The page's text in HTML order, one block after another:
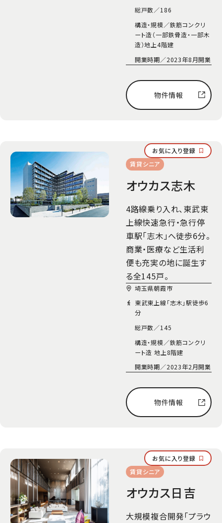
総戸数／186
構造・規模／鉄筋コンクリ
ート造（一部鉄骨造・一部木
造）地上4階建
開業時期／2023年8月開業
物件情報
賃貸シニア
お気に入り登録
オウカス志木
4路線乗り入れ、東武東
上線快速急行・急行停
車駅「志木」へ徒歩6分。
商業・医療など生活利
便も充実の地に誕生す
る全145戸。
埼玉県朝霞市
東武東上線「志木」駅徒歩6
分
総戸数／145
構造・規模／鉄筋コンクリ
ート造 地上8階建
開業時期／2023年2月開業
物件情報
賃貸シニア
お気に入り登録
オウカス日吉
大規模複合開発「プラウ